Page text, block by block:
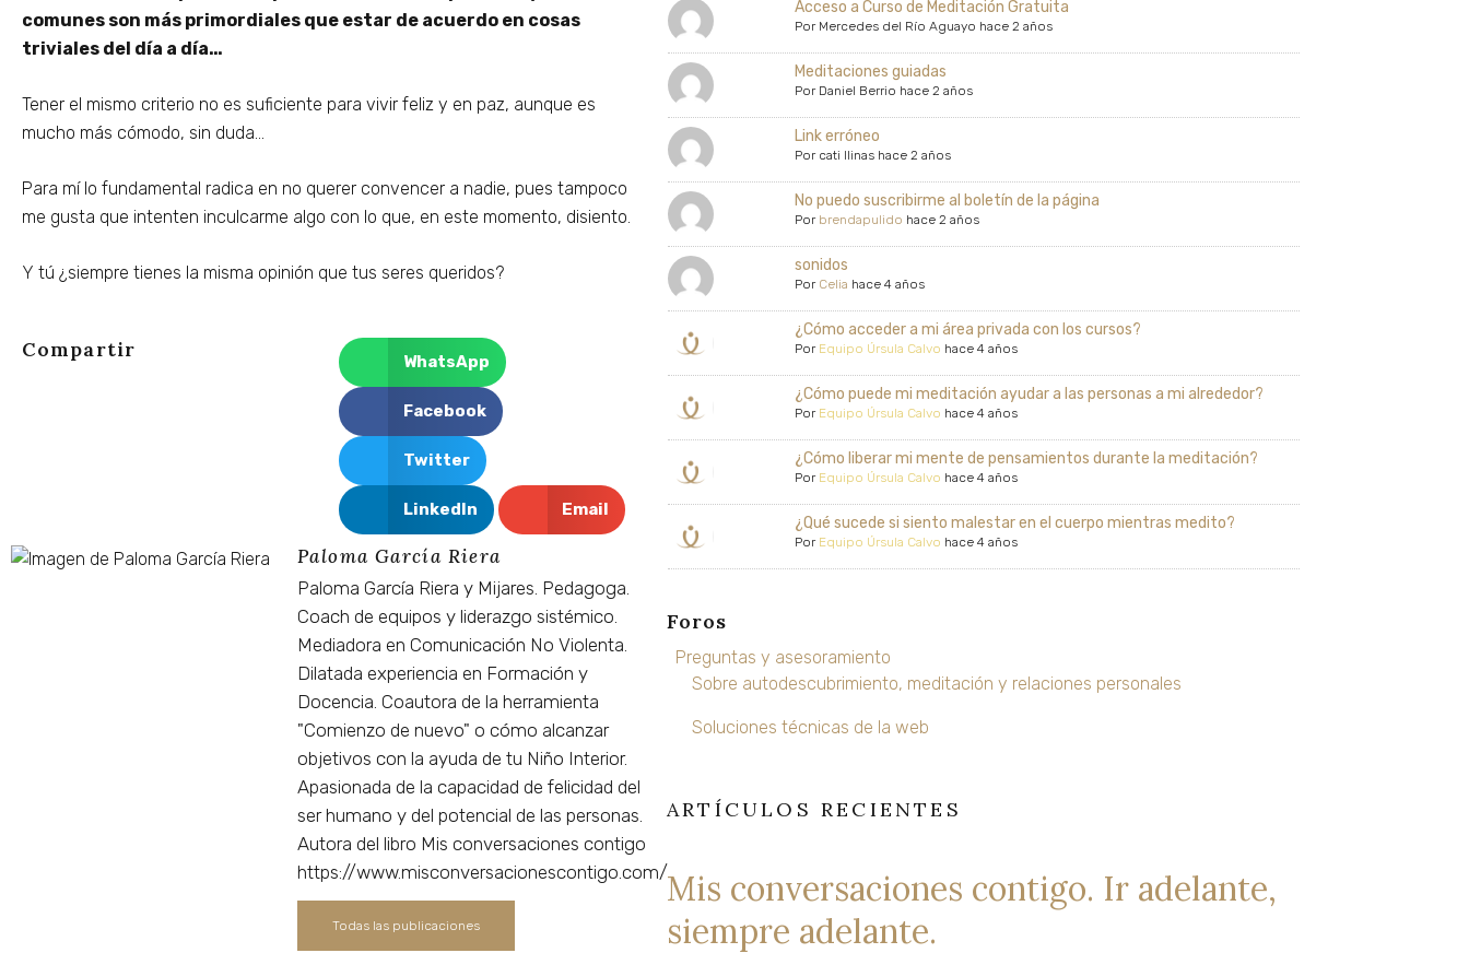
comunes son más primordiales que estar de acuerdo en cosas
triviales del día a día…
Tener el mismo criterio no es suficiente para vivir feliz y en paz, aunque es
mucho más cómodo, sin duda…
Para mí lo fundamental radica en no querer convencer a nadie, pues tampoco
me gusta que intenten inculcarme algo con lo que, en este momento, disiento.
Y tú ¿siempre tienes la misma opinión que tus seres queridos?
Compartir
WhatsApp
Facebook
Twitter
LinkedIn Email
Paloma García Riera
Paloma García Riera y Mijares. Pedagoga.
Coach de equipos y liderazgo sistémico.
Mediadora en Comunicación No Violenta.
Dilatada experiencia en Formación y
Docencia. Coautora de la herramienta
"Comienzo de nuevo" o cómo alcanzar
objetivos con la ayuda de tu Niño Interior.
Apasionada de la capacidad de felicidad del
ser humano y del potencial de las personas.
Autora del libro Mis conversaciones contigo
https://www.misconversacionescontigo.com/
Todas las publicaciones
Acceso a Curso de Meditación Gratuita
Por Mercedes del Río Aguayo hace 2 años
Meditaciones guiadas
Por Daniel Berrio hace 2 años
Link erróneo
Por cati llinas hace 2 años
No puedo suscribirme al boletín de la página
Por brendapulido hace 2 años
sonidos
Por Celia hace 4 años
¿Cómo acceder a mi área privada con los cursos?
Por Equipo Úrsula Calvo hace 4 años
¿Cómo puede mi meditación ayudar a las personas a mi alrededor?
Por Equipo Úrsula Calvo hace 4 años
¿Cómo liberar mi mente de pensamientos durante la meditación?
Por Equipo Úrsula Calvo hace 4 años
¿Qué sucede si siento malestar en el cuerpo mientras medito?
Por Equipo Úrsula Calvo hace 4 años
Foros
Preguntas y asesoramiento
Sobre autodescubrimiento, meditación y relaciones personales
Soluciones técnicas de la web
ARTÍCULOS RECIENTES
Mis conversaciones contigo. Ir adelante,
siempre adelante.